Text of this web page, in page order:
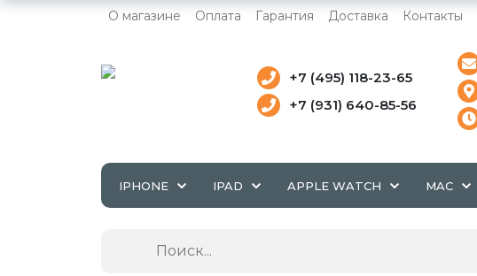
О магазине Оплата Гарантия Доставка Контакты
+7 (495) 118-23-65
+7 (931) 640-85-56
IPHONE IPAD APPLE WATCH MAC